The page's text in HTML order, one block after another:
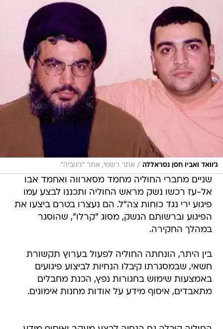
ג'וואד ואביו חסן נסראללה / אתר רשמי, אתר "ג'נוביה"
שניים מחברי החוליה מחמד מסארווה ואחמד אבו
אל-עז רכשו נשק מראש החוליה ותכננו לבצע עמו
פיגוע ירי נגד כוחות צה"ל. הם נעצרו בטרם ביצעו את
הפיגוע וברשותם הנשק, מסוג "קרלו", שהוסגר
במהלך החקירה.
בין היתר, הונחתה החוליה לפעול בערוץ תקשורת
חשאי, שבמסגרתו קיבלו הנחיות לביצוע פיגועים
באמצעות שימוש בחגורות נפץ, הכנת מחבלים
מתאבדים, איסוף מידע על אודות מחנות אימונים.